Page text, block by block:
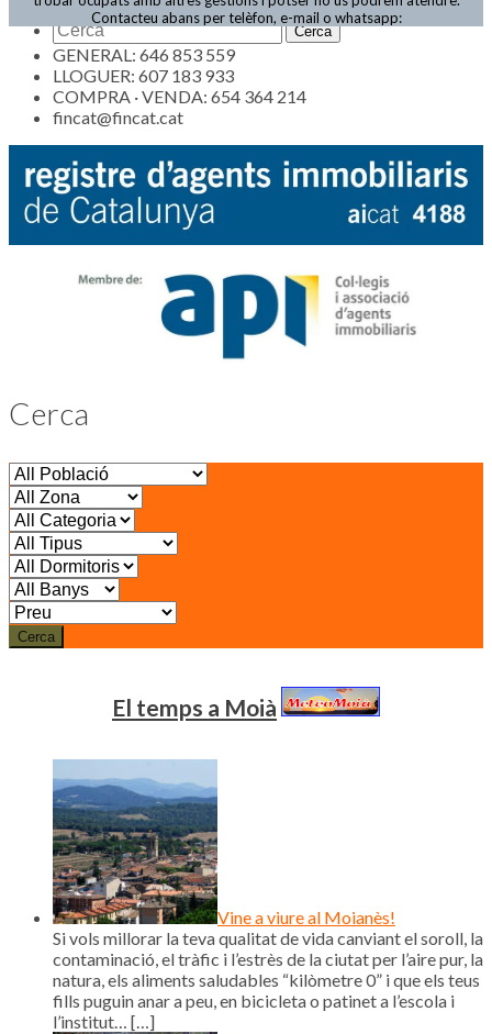
ActualitatContacteu abans per telèfon, e-mail o whatsapp:
GENERAL: 646 853 559
LLOGUER: 607 183 933
COMPRA · VENDA: 654 364 214
fincat@fincat.cat
Cerca
Cerca
El temps a Moià
Vine a viure al Moianès!
Si vols millorar la teva qualitat de vida canviant el soroll, la
contaminació, el tràfic i l’estrès de la ciutat per l’aire pur, la
natura, els aliments saludables “kilòmetre 0” i que els teus
fills puguin anar a peu, en bicicleta o patinet a l’escola i
l’institut… […]